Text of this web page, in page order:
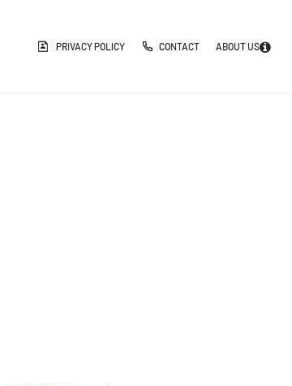
PRIVACY POLICY CONTACT ABOUT US